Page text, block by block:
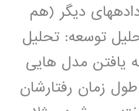
دیگر (هم
توسعه: تحلیل
یافتن مدل هایی
زمان رفتارشان